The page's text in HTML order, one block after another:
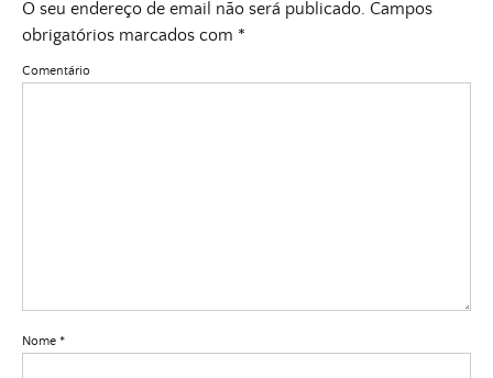
O seu endereço de email não será publicado. Campos
obrigatórios marcados com *
Comentário
Nome *